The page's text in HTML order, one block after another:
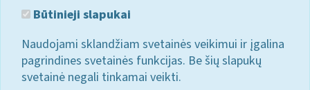
Būtinieji slapukai
Naudojami sklandžiam svetainės veikimui ir įgalina
pagrindines svetainės funkcijas. Be šių slapukų
svetainė negali tinkamai veikti.